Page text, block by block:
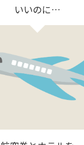
いいのに…